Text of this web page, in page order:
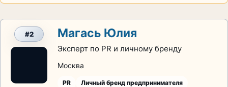
#2 Магась Юлия
Эксперт по PR и личному бренду
Москва
PR
Личный бренд предпринимателя